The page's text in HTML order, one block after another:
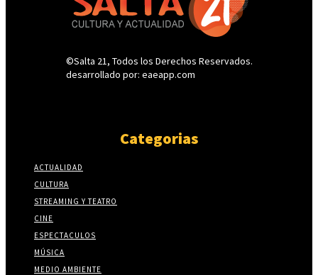
©Salta 21, Todos los Derechos Reservados.
desarrollado por: eaeapp.com
Categorias
ACTUALIDAD
CULTURA
STREAMING Y TEATRO
CINE
ESPECTACULOS
MÚSICA
MEDIO AMBIENTE